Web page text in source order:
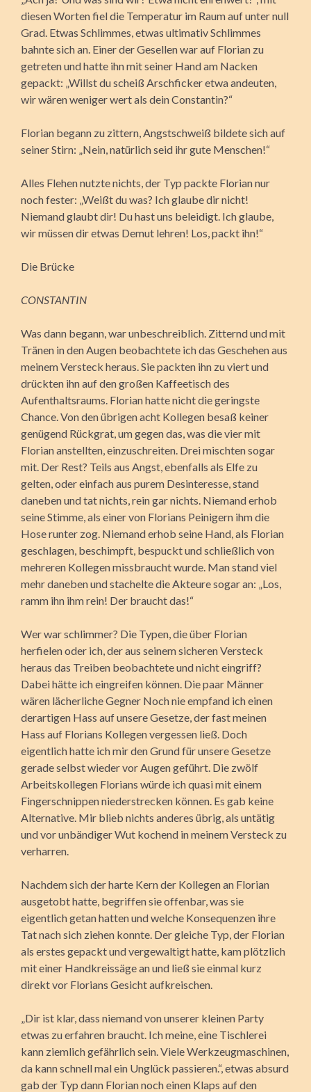
diesen Worten fiel die Temperatur im Raum auf unter null
Grad. Etwas Schlimmes, etwas ultimativ Schlimmes
bahnte sich an. Einer der Gesellen war auf Florian zu
getreten und hatte ihn mit seiner Hand am Nacken
gepackt: „Willst du scheiß Arschficker etwa andeuten,
wir wären weniger wert als dein Constantin?“
Florian begann zu zittern, Angstschweiß bildete sich auf
seiner Stirn: „Nein, natürlich seid ihr gute Menschen!“
Alles Flehen nutzte nichts, der Typ packte Florian nur
noch fester: „Weißt du was? Ich glaube dir nicht!
Niemand glaubt dir! Du hast uns beleidigt. Ich glaube,
wir müssen dir etwas Demut lehren! Los, packt ihn!“
Die Brücke
CONSTANTIN
Was dann begann, war unbeschreiblich. Zitternd und mit
Tränen in den Augen beobachtete ich das Geschehen aus
meinem Versteck heraus. Sie packten ihn zu viert und
drückten ihn auf den großen Kaffeetisch des
Aufenthaltsraums. Florian hatte nicht die geringste
Chance. Von den übrigen acht Kollegen besaß keiner
genügend Rückgrat, um gegen das, was die vier mit
Florian anstellten, einzuschreiten. Drei mischten sogar
mit. Der Rest? Teils aus Angst, ebenfalls als Elfe zu
gelten, oder einfach aus purem Desinteresse, stand
daneben und tat nichts, rein gar nichts. Niemand erhob
seine Stimme, als einer von Florians Peinigern ihm die
Hose runter zog. Niemand erhob seine Hand, als Florian
geschlagen, beschimpft, bespuckt und schließlich von
mehreren Kollegen missbraucht wurde. Man stand viel
mehr daneben und stachelte die Akteure sogar an: „Los,
ramm ihn ihm rein! Der braucht das!“
Wer war schlimmer? Die Typen, die über Florian
herfielen oder ich, der aus seinem sicheren Versteck
heraus das Treiben beobachtete und nicht eingriff?
Dabei hätte ich eingreifen können. Die paar Männer
wären lächerliche Gegner Noch nie empfand ich einen
derartigen Hass auf unsere Gesetze, der fast meinen
Hass auf Florians Kollegen vergessen ließ. Doch
eigentlich hatte ich mir den Grund für unsere Gesetze
gerade selbst wieder vor Augen geführt. Die zwölf
Arbeitskollegen Florians würde ich quasi mit einem
Fingerschnippen niederstrecken können. Es gab keine
Alternative. Mir blieb nichts anderes übrig, als untätig
und vor unbändiger Wut kochend in meinem Versteck zu
verharren.
Nachdem sich der harte Kern der Kollegen an Florian
ausgetobt hatte, begriffen sie offenbar, was sie
eigentlich getan hatten und welche Konsequenzen ihre
Tat nach sich ziehen konnte. Der gleiche Typ, der Florian
als erstes gepackt und vergewaltigt hatte, kam plötzlich
mit einer Handkreissäge an und ließ sie einmal kurz
direkt vor Florians Gesicht aufkreischen.
„Dir ist klar, dass niemand von unserer kleinen Party
etwas zu erfahren braucht. Ich meine, eine Tischlerei
kann ziemlich gefährlich sein. Viele Werkzeugmaschinen,
da kann schnell mal ein Unglück passieren.“, etwas absurd
gab der Typ dann Florian noch einen Klaps auf den